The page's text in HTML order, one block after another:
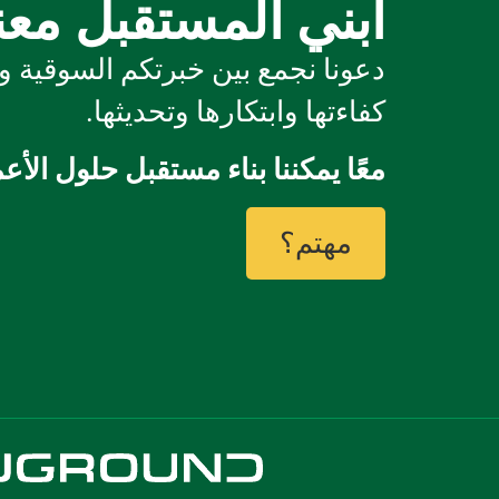
ابني المستقبل
دعونا نجمع بين خبرتكم
كفاءتها وابتكارها وتحديثها.
معًا يمكننا بناء مستقبل حلول
مهتم؟